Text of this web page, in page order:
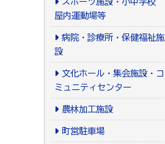
屋内運動場等
病院・診療所・保健福祉施
設
文化ホール・集会施設・コ
ミュニティセンター
農林加工施設
町営駐車場